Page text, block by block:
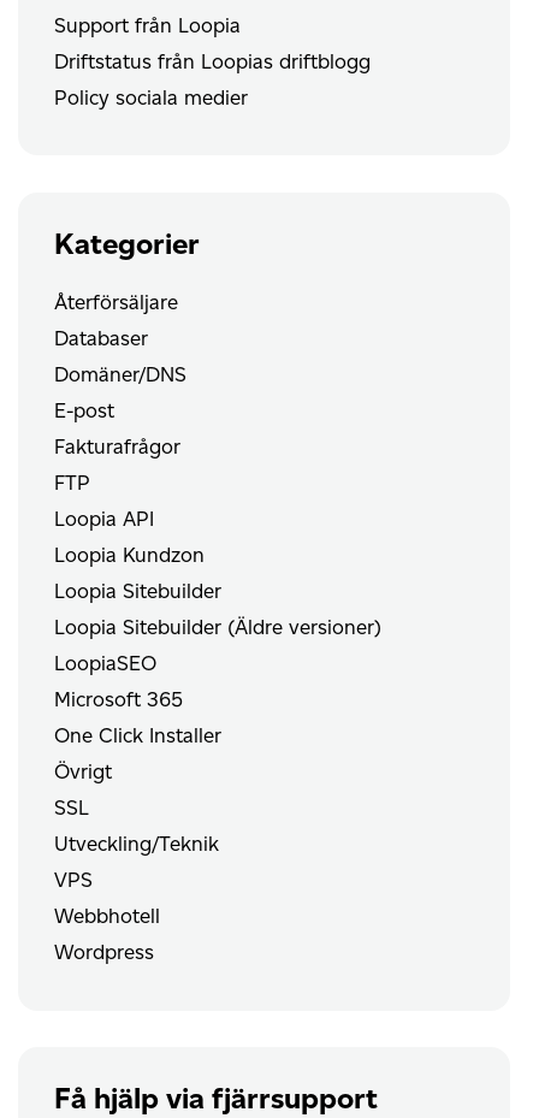
Support från Loopia
Driftstatus från Loopias driftblogg
Policy sociala medier
Kategorier
Återförsäljare
Databaser
Domäner/DNS
E-post
Fakturafrågor
FTP
Loopia API
Loopia Kundzon
Loopia Sitebuilder
Loopia Sitebuilder (Äldre versioner)
LoopiaSEO
Microsoft 365
One Click Installer
Övrigt
SSL
Utveckling/Teknik
VPS
Webbhotell
Wordpress
Få hjälp via fjärrsupport